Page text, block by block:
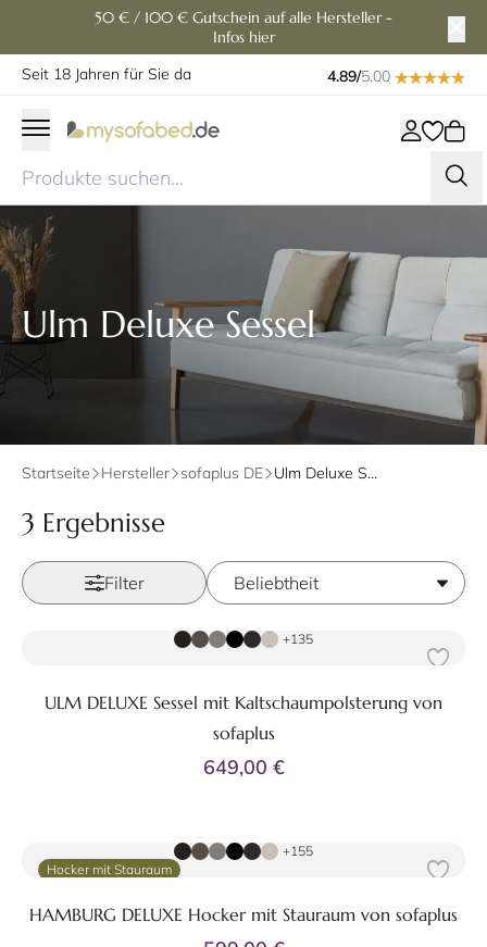
50 € / 100 € Gutschein auf alle Hersteller -
Infos hier
Seit 18 Jahren für Sie da
4.89/5.00
Ulm Deluxe Sessel
Startseite Hersteller sofaplus DE Ulm Deluxe Sessel
3 Ergebnisse
Filter
Zum Produkt
+135
ULM DELUXE Sessel mit Kaltschaumpolsterung von
sofaplus
649,00 €
Hocker mit Stauraum
+155
HAMBURG DELUXE Hocker mit Stauraum von sofaplus